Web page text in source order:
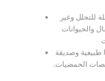
للتحلل وغير
والحيوانات
طبيعية وصديقة
الحمضيات.